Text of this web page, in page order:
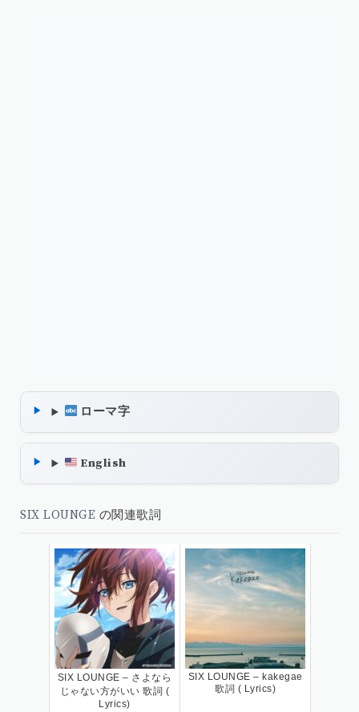
ローマ字
English
SIX LOUNGE の関連歌詞
SIX LOUNGE – さよなら
じゃない方がいい 歌詞 (
Lyrics)
SIX LOUNGE – kakegae
歌詞 ( Lyrics)